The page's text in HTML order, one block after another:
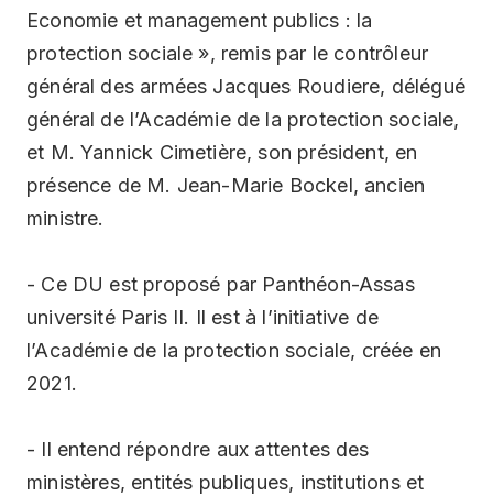
Economie et management publics : la
protection sociale », remis par le contrôleur
général des armées Jacques Roudiere, délégué
général de l’Académie de la protection sociale,
et M. Yannick Cimetière, son président, en
présence de M. Jean-Marie Bockel, ancien
ministre.
- Ce DU est proposé par Panthéon-Assas
université Paris II. Il est à l’initiative de
l’Académie de la protection sociale, créée en
2021.
- Il entend répondre aux attentes des
ministères, entités publiques, institutions et